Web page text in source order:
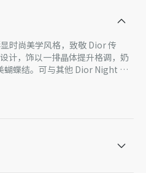
时尚美学风格，致敬 Dior 传
计，饰以一排晶体提升格调，奶
蝴蝶结。可与其他 Dior Night C